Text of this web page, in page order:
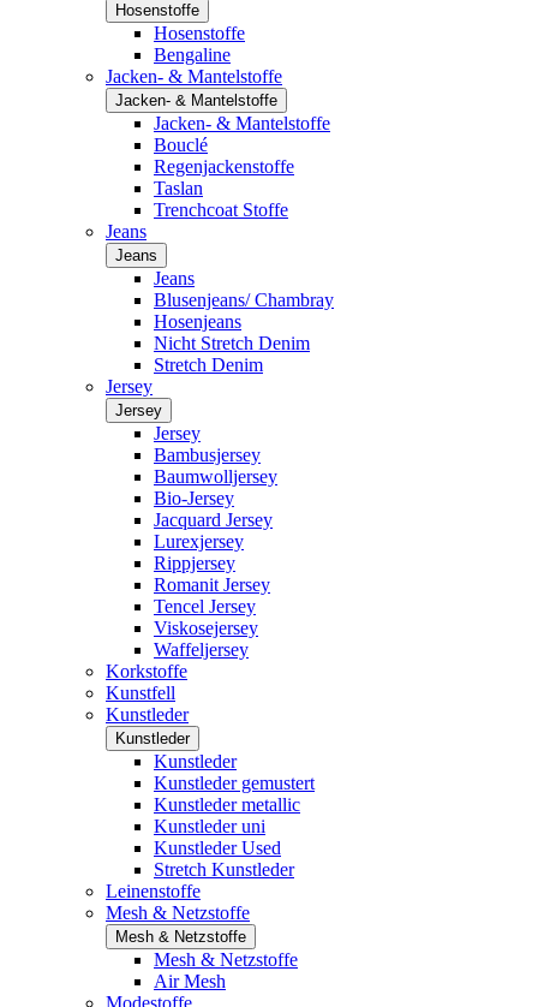
Hosenstoffe
Hosenstoffe
Bengaline
Jacken- & Mantelstoffe
Jacken- & Mantelstoffe
Jacken- & Mantelstoffe
Bouclé
Regenjackenstoffe
Taslan
Trenchcoat Stoffe
Jeans
Jeans
Jeans
Blusenjeans/ Chambray
Hosenjeans
Nicht Stretch Denim
Stretch Denim
Jersey
Jersey
Jersey
Bambusjersey
Baumwolljersey
Bio-Jersey
Jacquard Jersey
Lurexjersey
Rippjersey
Romanit Jersey
Tencel Jersey
Viskosejersey
Waffeljersey
Korkstoffe
Kunstfell
Kunstleder
Kunstleder
Kunstleder
Kunstleder gemustert
Kunstleder metallic
Kunstleder uni
Kunstleder Used
Stretch Kunstleder
Leinenstoffe
Mesh & Netzstoffe
Mesh & Netzstoffe
Mesh & Netzstoffe
Air Mesh
Modestoffe